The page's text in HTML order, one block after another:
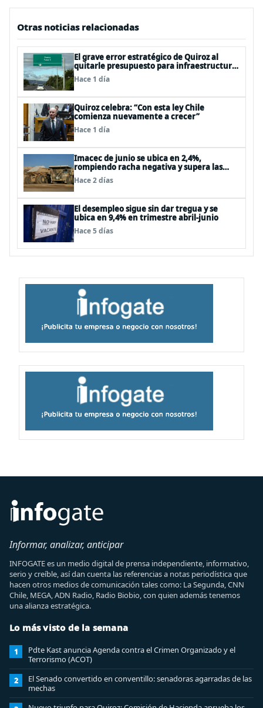
Otras noticias relacionadas
El grave error estratégico de Quiroz al
quitarle presupuesto para infraestructura
vial del Biobío
Hace 1 día
Quiroz celebra: “Con esta ley Chile
comienza nuevamente a crecer”
Hace 1 día
Imacec de junio se ubica en 2,4%,
rompiendo racha negativa y supera las
expectativas
Hace 2 días
El desempleo sigue sin dar tregua y se
ubica en 9,4% en trimestre abril-junio
Hace 5 días
Informar, analizar, anticipar
INFOGATE es un medio digital de prensa independiente, informativo,
serio y creíble, así dan cuenta las referencias a notas periodística que
hacen otros medios de comunicación tales como: La Segunda, CNN
Chile, MEGA, ADN Radio, Radio Biobio, con quien además tenemos
una alianza estratégica.
Lo más visto de la semana
1
Pdte Kast anuncia Agenda contra el Crimen Organizado y el
Terrorismo (ACOT)
2
El Senado convertido en conventillo: senadoras agarradas de las
mechas